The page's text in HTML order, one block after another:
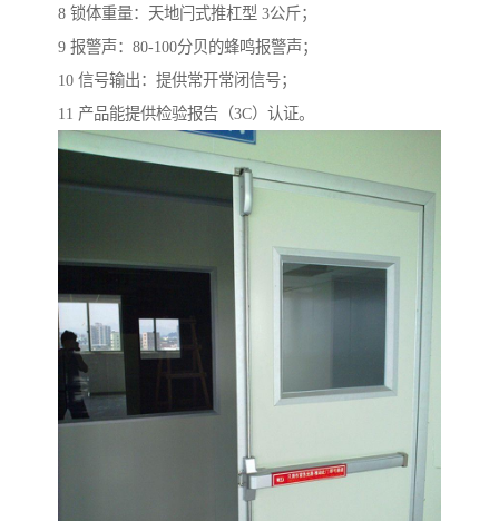
8 锁体重量：天地闩式推杠型 3公斤；
9 报警声：80-100分贝的蜂鸣报警声；
10 信号输出：提供常开常闭信号；
11 产品能提供检验报告（3C）认证。